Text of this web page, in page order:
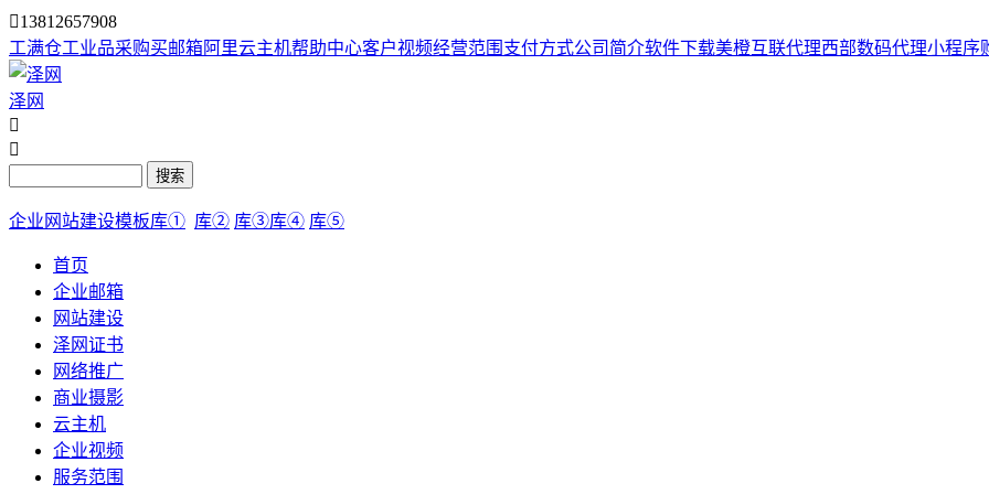
13812657908
工满仓工业品采购买邮箱阿里云主机帮助中心客户视频经营范围 支付方式公司简介软件下载美橙互联代理西部数码代理小程序
泽网


搜索
企业网站建设模板库① 库② 库③库④ 库⑤
首页
企业邮箱
网站建设
泽网证书
网络推广
商业摄影
云主机
企业视频
服务范围